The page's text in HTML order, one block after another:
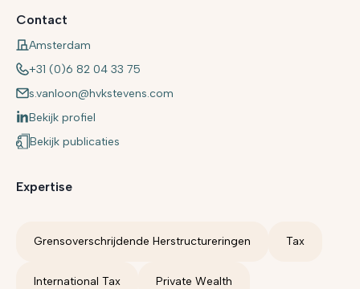
Contact
Amsterdam
+31 (0)6 82 04 33 75
s.vanloon@hvkstevens.com
Bekijk profiel
Bekijk publicaties
Expertise
Grensoverschrijdende Herstructureringen Tax
International Tax Private Wealth